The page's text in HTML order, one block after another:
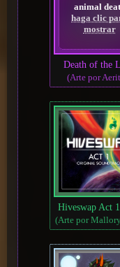
animal
haga clic
mostrar
Death of the
(Arte por
Hiveswap Act
(Arte por